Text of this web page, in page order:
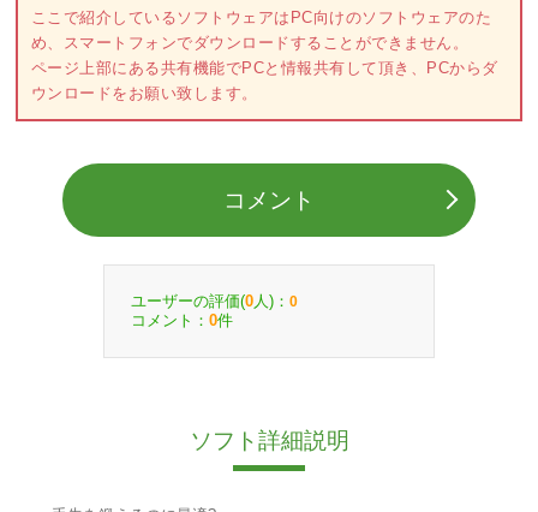
ここで紹介しているソフトウェアはPC向けのソフトウェアのた
め、スマートフォンでダウンロードすることができません。
ページ上部にある共有機能でPCと情報共有して頂き、PCからダ
ウンロードをお願い致します。
コメント
ユーザーの評価(0 人)： 0
コメント： 0件
ソフト詳細説明